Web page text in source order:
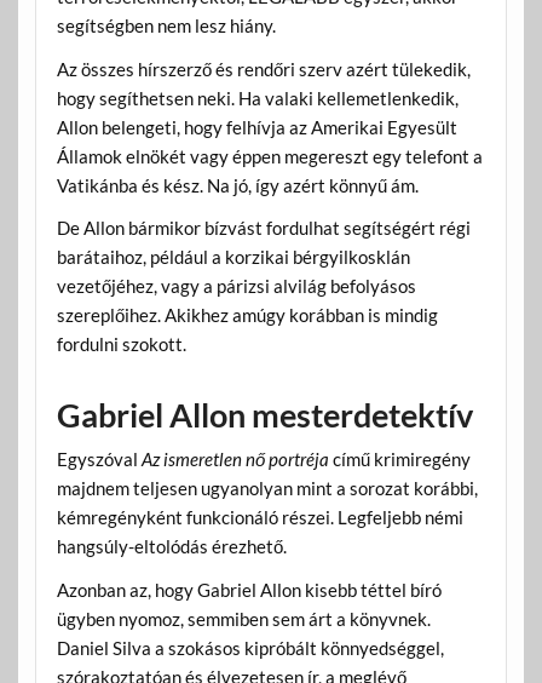
segítségben nem lesz hiány.
Az összes hírszerző és rendőri szerv azért tülekedik,
hogy segíthetsen neki. Ha valaki kellemetlenkedik,
Allon belengeti, hogy felhívja az Amerikai Egyesült
Államok elnökét vagy éppen megereszt egy telefont a
Vatikánba és kész. Na jó, így azért könnyű ám.
De Allon bármikor bízvást fordulhat segítségért régi
barátaihoz, például a korzikai bérgyilkosklán
vezetőjéhez, vagy a párizsi alvilág befolyásos
szereplőihez. Akikhez amúgy korábban is mindig
fordulni szokott.
Gabriel Allon mesterdetektív
Egyszóval Az ismeretlen nő portréja című krimiregény
majdnem teljesen ugyanolyan mint a sorozat korábbi,
kémregényként funkcionáló részei. Legfeljebb némi
hangsúly-eltolódás érezhető.
Azonban az, hogy Gabriel Allon kisebb téttel bíró
ügyben nyomoz, semmiben sem árt a könyvnek.
Daniel Silva a szokásos kipróbált könnyedséggel,
szórakoztatóan és élvezetesen ír, a meglévő